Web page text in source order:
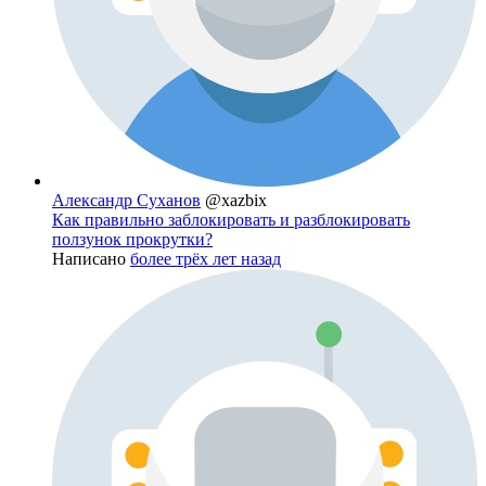
Александр Суханов @xazbix
Как правильно заблокировать и разблокировать
ползунок прокрутки?
Написано более трёх лет назад